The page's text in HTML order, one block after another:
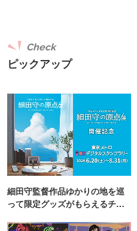
ピックアップ
Check
細田守監督作品ゆかりの地を巡
って限定グッズがもらえるチャ